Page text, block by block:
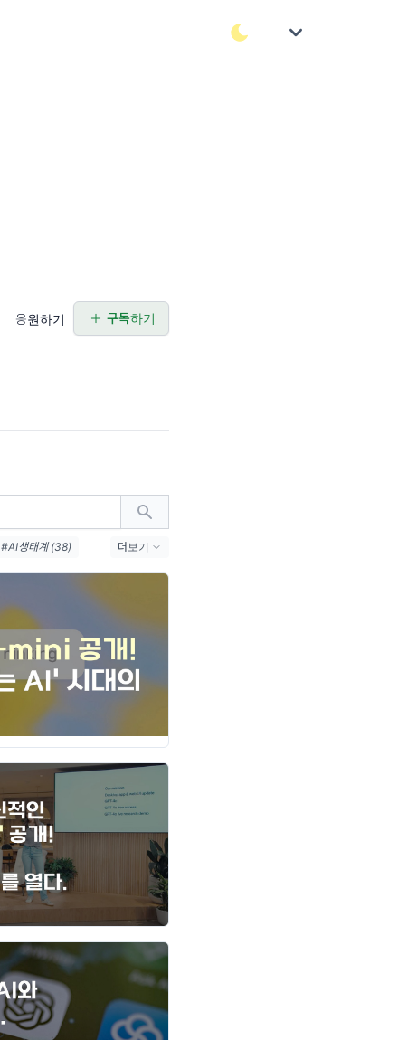
응원하기 구독하기
#AI생태계 (38)
더보기